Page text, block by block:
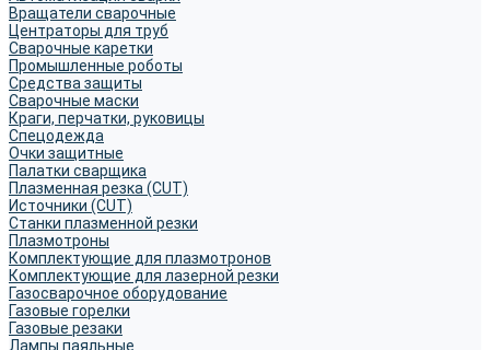
Вращатели сварочные
Центраторы для труб
Сварочные каретки
Промышленные роботы
Средства защиты
Сварочные маски
Краги, перчатки, руковицы
Спецодежда
Очки защитные
Палатки сварщика
Плазменная резка (CUT)
Источники (CUT)
Станки плазменной резки
Плазмотроны
Комплектующие для плазмотронов
Комплектующие для лазерной резки
Газосварочное оборудование
Газовые горелки
Газовые резаки
Лампы паяльные